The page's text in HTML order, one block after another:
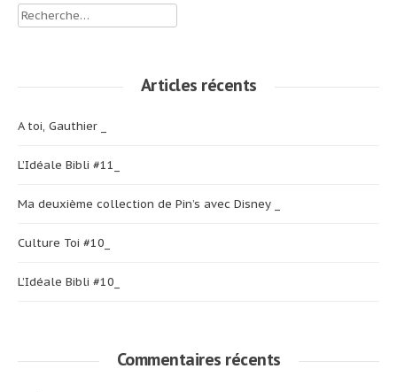
Rechercher :
Articles récents
A toi, Gauthier _
L’Idéale Bibli #11_
Ma deuxième collection de Pin’s avec Disney _
Culture Toi #10_
L’Idéale Bibli #10_
Commentaires récents